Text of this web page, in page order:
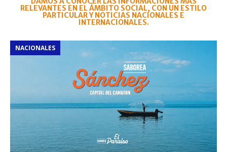
RELEVANTES EN EL ÁMBITO SOCIAL, CON UN ESTILO
PARTICULAR Y NOTICIAS NACIONALES E
INTERNACIONALES.
NACIONALES